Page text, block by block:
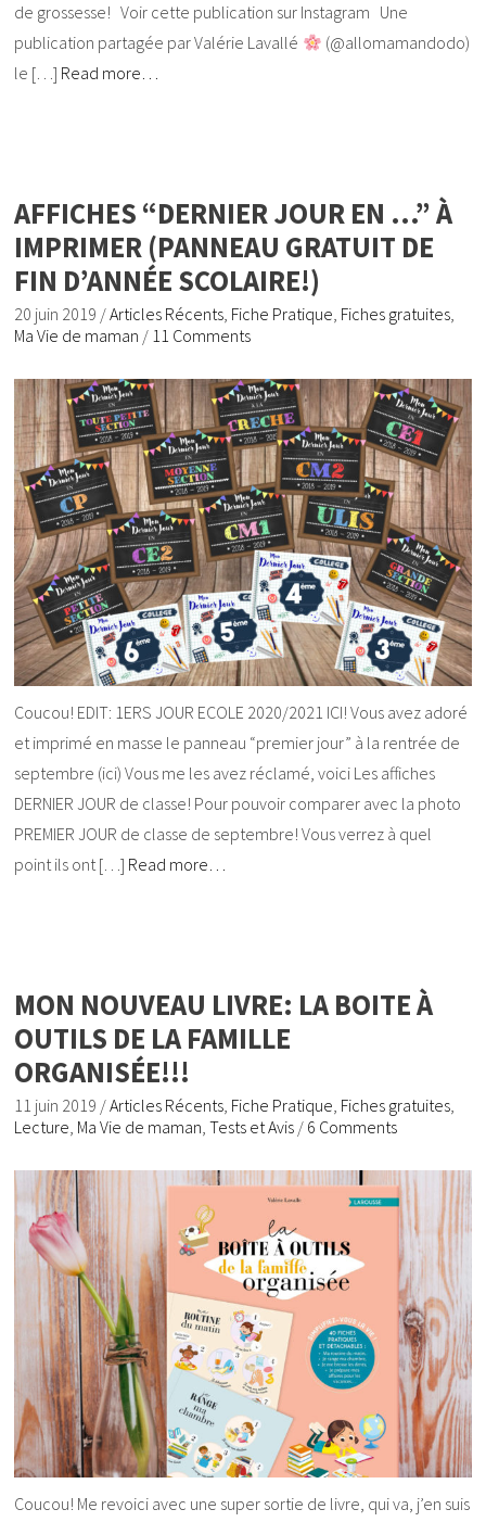
de grossesse! Voir cette publication sur Instagram Une
publication partagée par Valérie Lavallé
(@allomamandodo)
le […] Read more…
AFFICHES “DERNIER JOUR EN …” À
IMPRIMER (PANNEAU GRATUIT DE
FIN D’ANNÉE SCOLAIRE!)
20 juin 2019 /Articles Récents, Fiche Pratique, Fiches gratuites,
Ma Vie de maman / 11 Comments
Coucou! EDIT: 1ERS JOUR ECOLE 2020/2021 ICI! Vous avez adoré
et imprimé en masse le panneau “premier jour” à la rentrée de
septembre (ici) Vous me les avez réclamé, voici Les affiches
DERNIER JOUR de classe! Pour pouvoir comparer avec la photo
PREMIER JOUR de classe de septembre! Vous verrez à quel
point ils ont […] Read more…
MON NOUVEAU LIVRE: LA BOITE À
OUTILS DE LA FAMILLE
ORGANISÉE!!!
11 juin 2019 /Articles Récents, Fiche Pratique, Fiches gratuites,
Lecture, Ma Vie de maman,Tests et Avis / 6 Comments
Coucou! Me revoici avec une super sortie de livre, qui va, j’en suis